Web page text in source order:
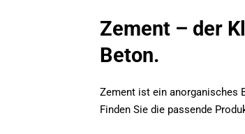
Zement – der
Beton.
Zement ist ein anorganisches
Finden Sie die passende